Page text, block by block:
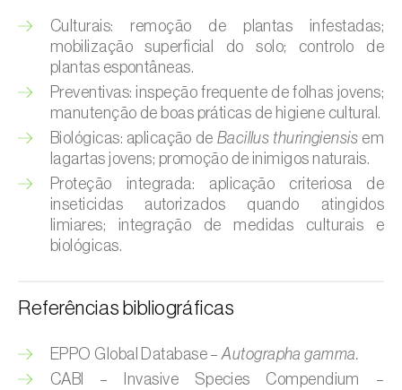
Broca-do-milho (Sesamia nonagrioides)
Broca-dos-ramos-do-pessegueiro (Anarsia
lineatella)
Broca-listrada-do-caule-do-arroz (Chilo
suppressalis
)
Broca-pequena-do-tomateiro
Neoleucinodes elegantalis )
Burgo-da-azinheira (Tortrix viridana
Cigarrinha-espumadora (Philaenus
spumarius
Culturais: remoção de plantas infestadas;
mobilização superficial do solo; controlo de
plantas espontâneas.
Preventivas: inspeção frequente de folhas jovens;
manutenção de boas práticas de higiene cultural.
Biológicas: aplicação de Bacillus thuringiensis em
lagartas jovens; promoção de inimigos naturais.
Proteção integrada: aplicação criteriosa de
inseticidas autorizados quando atingidos
limiares; integração de medidas culturais e
biológicas.
Referências bibliográficas
EPPO Global Database –Autographa gamma.
CABI – Invasive Species Compendium –